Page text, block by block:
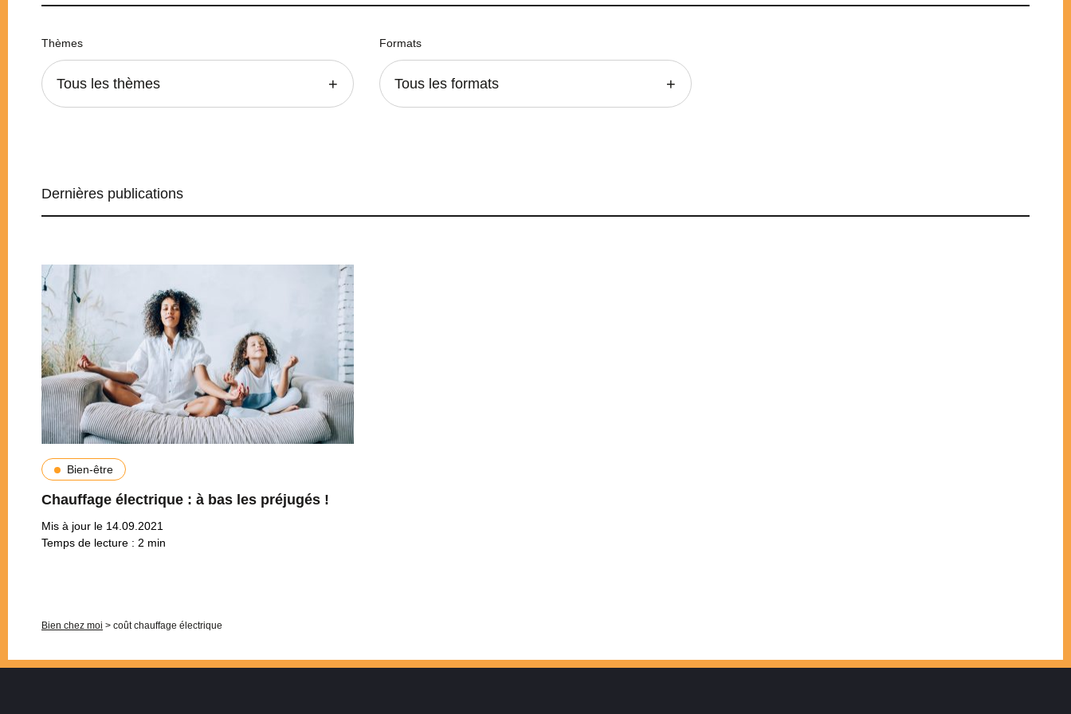
Thèmes
Tous les thèmes
Formats
Tous les formats
Dernières publications
Bien-être
Chauffage électrique : à bas les préjugés !
Mis à jour le 14.09.2021
Temps de lecture : 2 min
Bien chez moi > coût chauffage électrique